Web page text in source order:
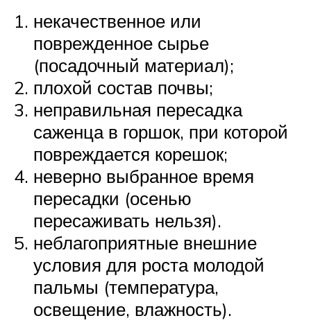
некачественное или
поврежденное сырье
(посадочный материал);
плохой состав почвы;
неправильная пересадка
саженца в горшок, при которой
повреждается корешок;
неверно выбранное время
пересадки (осенью
пересаживать нельзя).
неблагоприятные внешние
условия для роста молодой
пальмы (температура,
освещение, влажность).